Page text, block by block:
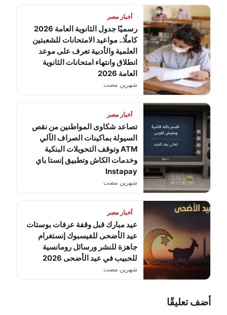
أخبار مصر
رسميًا جدول الثانوية العامة 2026
كاملًا.. مواعيد الامتحانات للشعبتين
العلمية والأدبية تعرف على موعد
انطلاق وانتهاء امتحانات الثانوية
العامة 2026
شهرين مضت
أخبار مصر
تصاعد شكاوى المواطنين من نقص
السيولة بماكينات الصراف الآلي
ATM وتوقف التحويلات البنكية
وخدمات الكاش وتطبيق إنستا باي
Instapay
شهرين مضت
أخبار مصر
عيد مبارك قبل وقفة عرفات بوستات
عيد الأضحى للفيسبوك إنستغرام
جاهزة للنشر ورسائل رومانسية
للحبيب في عيد الأضحى 2026
شهرين مضت
أضف تعليقًا